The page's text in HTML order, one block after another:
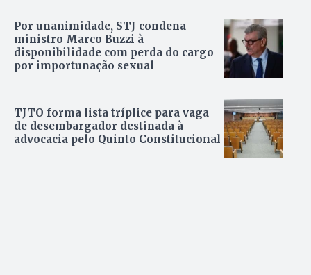
Por unanimidade, STJ condena
ministro Marco Buzzi à
disponibilidade com perda do cargo
por importunação sexual
TJTO forma lista tríplice para vaga
de desembargador destinada à
advocacia pelo Quinto Constitucional